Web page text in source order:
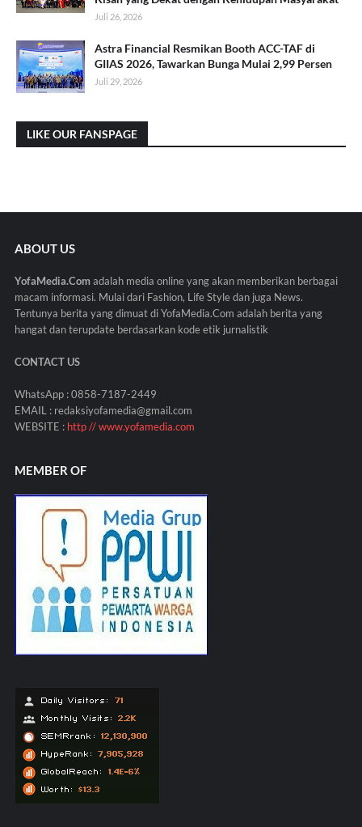
Juli 26, 2026
Astra Financial Resmikan Booth ACC-TAF di
GIIAS 2026, Tawarkan Bunga Mulai 2,99 Persen
Juli 29, 2026
LIKE OUR FANSPAGE
ABOUT US
YofaMedia.Comadalah media online yang akan memberikan berbagai
macam informasi. Mulai dari Fashion, Life Style dan juga News.
Tentunya berita yang dimuat di YofaMedia.Com adalah berita yang
hangat dan terupdate berdasarkan kode etik jurnalistik
CONTACT US
WhatsApp : 0858-7187-2449
EMAIL : redaksiyofamedia@gmail.com
WEBSITE : http // www.yofamedia.com
MEMBER OF